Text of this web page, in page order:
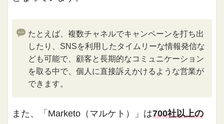
たとえば、複数チャネルでキャンペーンを打ち出
したり、SNSを利用したタイムリーな情報発信な
ども可能で、顧客と長期的なコミュニケーション
を取る中で、個人に直接訴えかけるような営業が
できます。
また、「Marketo（マルケト）」は700社以上の